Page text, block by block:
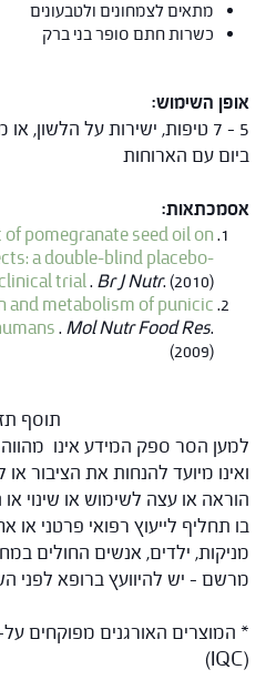
מתאים לצמחונים ולטבעונים
כשרות חתם סופר בני ברק
אופן השימוש:
5 – 7 טיפות, ישירות על
ביום עם הארוחות
אסמכתאות:
of pomegranate seed oil on
a double-blind placebo-
trial. Br J Nutr. (2010).
and metabolism of punicic
. Mol Nutr Food Res.
(2009)
תוסף
למען הסר ספק המידע אינו
ואינו מיועד להנחות את הציבור
הוראה או עצה לשימוש או שינוי
בו תחליף לייעוץ רפואי פרטני או
מניקות, ילדים, אנשים החולים
מרשם – יש להיוועץ ברופא לפני
* המוצרים האורגנים מפוקחים
(IQC)